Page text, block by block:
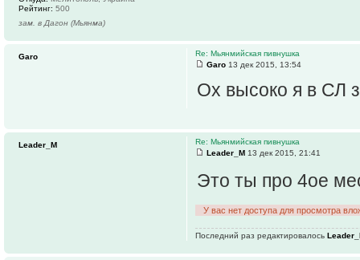
Рейтинг: 500
зам. в Дагон (Мьянма)
Re: Мьянмийская пивнушка
Garo 13 дек 2015, 13:54
Ох высоко я в СЛ
Garo
Re: Мьянмийская пивнушка
Leader_M 13 дек 2015, 21:41
Это ты про 4ое
У вас нет доступа для просмотра
Последний раз редактировалось
Leader_M